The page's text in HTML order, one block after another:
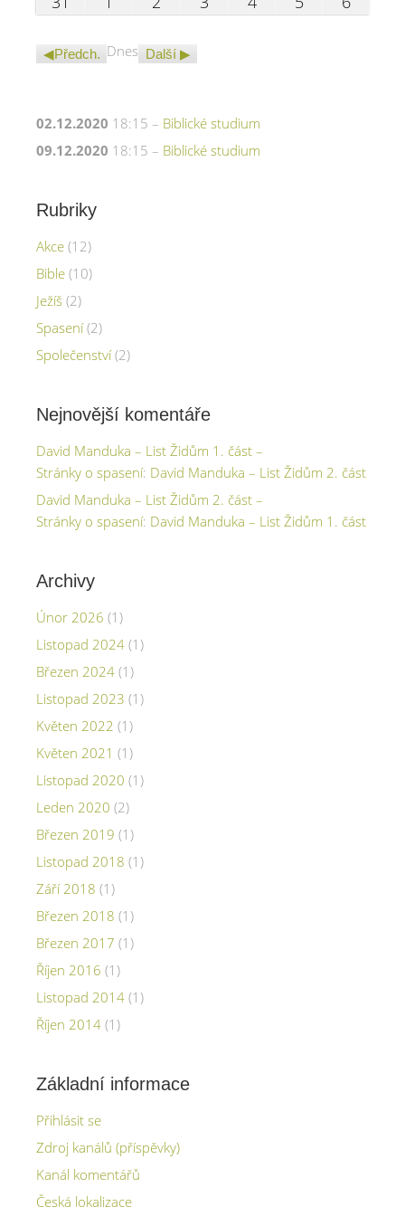
Předch. Dnes Další
02.12.2020 18:15 – Biblické studium
09.12.2020 18:15 – Biblické studium
Rubriky
Akce (12)
Bible (10)
Ježíš (2)
Spasení(2)
Společenství(2)
Nejnovější komentáře
David Manduka – List Židům 1. část –
Stránky o spasení: David Manduka – List Židům 2. část
David Manduka – List Židům 2. část –
Stránky o spasení: David Manduka – List Židům 1. část
Archivy
Únor 2026 (1)
Listopad 2024 (1)
Březen 2024 (1)
Listopad 2023 (1)
Květen 2022 (1)
Květen 2021 (1)
Listopad 2020 (1)
Leden 2020 (2)
Březen 2019 (1)
Listopad 2018 (1)
Září 2018 (1)
Březen 2018 (1)
Březen 2017 (1)
Říjen 2016 (1)
Listopad 2014 (1)
Říjen 2014 (1)
Základní informace
Přihlásit se
Zdroj kanálů (příspěvky)
Kanál komentářů
Česká lokalizace